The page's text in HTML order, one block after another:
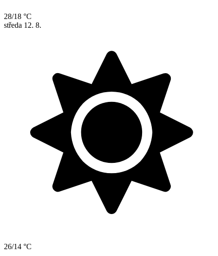
28/18 °C
středa 12. 8.
26/14 °C